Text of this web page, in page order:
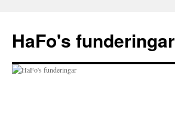
innehåll
HaFo's funderingar